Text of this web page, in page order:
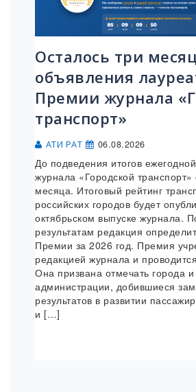
Осталось три
объявления
Премии журнала
транспорт»
АТИ РАТ 06.08.2026
До подведения итогов
журнала «Городской транспорт»
месяца. Итоговый рейтинг
российских городов будет
октябрьском выпуске журнала.
результатам редакция
Премии за 2026 год. Премия
редакцией журнала и
Она призвана отмечать города
администрации, добившиеся
результатов в развитии
и […]